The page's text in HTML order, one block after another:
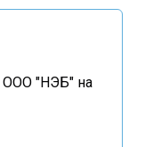
"НЭБ" на